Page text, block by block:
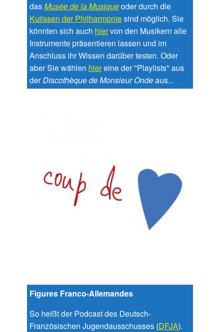
dasMusée de la Musiqueoder durch die
Kulissen der Philharmoniesind möglich. Sie
könnten sich auch hiervon den Musikern alle
Instrumente präsentieren lassen und im
Anschluss ihr Wissen darüber testen. Oder
aber Sie wählen hiereine der "Playlists" aus
derDiscothèque de Monsieur Ondeaus...
Figures Franco-Allemandes
So heißt der Podcast des Deutsch-
Französischen Jugendausschusses (DFJA).